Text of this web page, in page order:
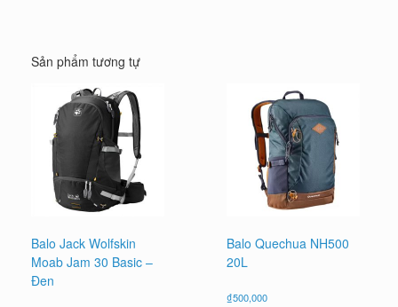
Sản phẩm tương tự
Balo Jack Wolfskin
Moab Jam 30 Basic –
Đen
Balo Quechua NH500
20L
₫500,000